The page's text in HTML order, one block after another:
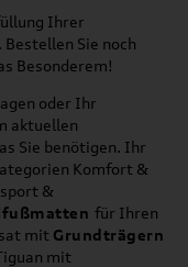
Ihrer
Sie noch
Besonderem!
oder Ihr
aktuellen
Sie benötigen. Ihr
Komfort &
&
für Ihren
mit Grundträgern
mit